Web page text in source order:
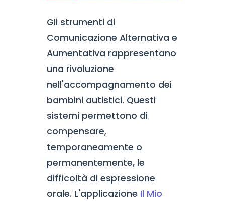
Gli strumenti di
Comunicazione Alternativa e
Aumentativa rappresentano
una rivoluzione
nell'accompagnamento dei
bambini autistici. Questi
sistemi permettono di
compensare,
temporaneamente o
permanentemente, le
difficoltà di espressione
orale. L'applicazione Il Mio